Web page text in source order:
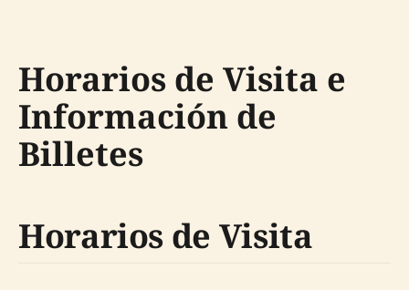
Horarios de Visita e
Información de
Billetes
Horarios de Visita